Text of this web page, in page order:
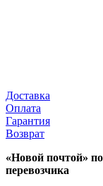
Доставка
Оплата
Гарантия
Возврат
«Новой почтой»
перевозчика